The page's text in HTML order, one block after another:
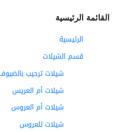
القائمة الرئيسية
الرئيسية
قسم الشيلات
شيلات ترحيب بالضيوف
شيلات أم العريس
شيلات أم العروس
شيلات للعروس